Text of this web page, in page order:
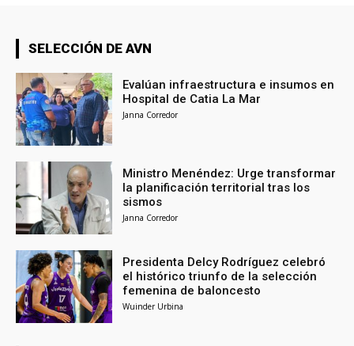
SELECCIÓN DE AVN
Evalúan infraestructura e insumos en
Hospital de Catia La Mar
Janna Corredor
Ministro Menéndez: Urge transformar
la planificación territorial tras los
sismos
Janna Corredor
Presidenta Delcy Rodríguez celebró
el histórico triunfo de la selección
femenina de baloncesto
Wuinder Urbina